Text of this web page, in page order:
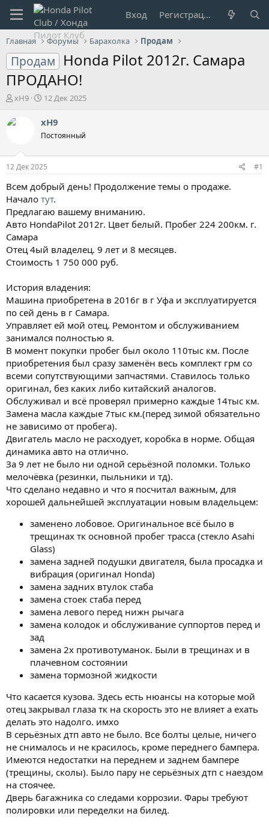
Вход Регистрация
Главная Форумы Барахолка Продам
Продам Honda Pilot 2012г. Самара
ПРОДАНО!
А
т
м
ы
xH9
Д
т
н
ч
а
л
а
12 Дек 2025
xH9
Постоянный
12 Дек 2025 #1
Всем добрый день! Продолжение темы о продаже.
Начало тут.
Предлагаю вашему вниманию.
Авто HondaPilot 2012г. Цвет белый. Пробег 224 200км. г.
Самара
Отец 4ый владелец. 9 лет и 8 месяцев.
Стоимость 1 750 000 руб.
История владения:
Машина приобретена в 2016г в г Уфа и эксплуатируется
по сей день в г Самара.
Управляет ей мой отец. Ремонтом и обслуживанием
занимался полностью я.
В момент покупки пробег был около 110тыс км. После
приобретения был сразу заменён весь комплект грм со
всеми сопутствующими запчастями. Ставилось только
оригинал, без каких либо китайский аналогов.
Обслуживал и всё проверял примерно каждые 14тыс км.
Замена масла каждые 7тыс км.(перед зимой обязательно
не зависимо от пробега).
Двигатель масло не расходует, коробка в норме. Общая
динамика авто на отлично.
За 9 лет не было ни одной серьёзной поломки. Только
мелочёвка (резинки, пыльники и тд).
Что сделано недавно и что я посчитал важным, для
хорошей дальнейшей эксплуатации новым владельцем:
заменено лобовое. Оригинальное всё было в
трещинах тк основной пробег трасса (стекло Asahi
Glass)
замена задней подушки двигателя, была просадка и
вибрация (оригинал Honda)
замена задних втулок стаба
замена стоек стаба перед
замена левого перед нижн рычага
замена колодок и обслуживание суппортов перед и
зад
замена 2х противотуманок. Были в трещинах и в
плачевном состоянии
замена тормозной жидкости
Что касается кузова. Здесь есть нюансы на которые мой
отец закрывал глаза тк на скорость это не влияет а ехать
делать это надолго. имхо
В серьёзных дтп авто не было. Все болты целые, ничего
не снималось и не красилось, кроме переднего бампера.
Имеются недостатки на переднем и заднем бампере
(трещины, сколы). Было пару не серьёзных дтп с наездом
на стоячее.
Дверь багажника со следами коррозии. Фары требуют
полировки или переделки на билед.